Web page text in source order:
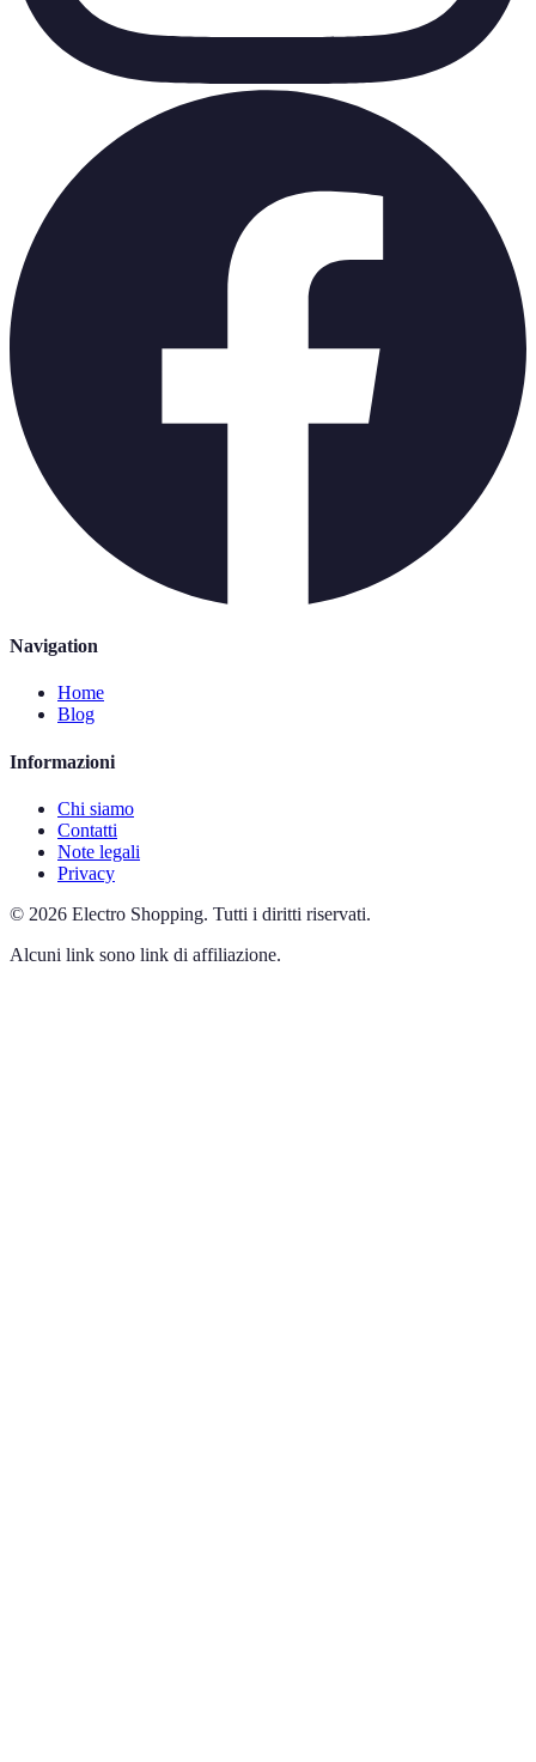
Navigation
Home
Blog
Informazioni
Chi siamo
Contatti
Note legali
Privacy
© 2026 Electro Shopping. Tutti i diritti riservati.
Alcuni link sono link di affiliazione.